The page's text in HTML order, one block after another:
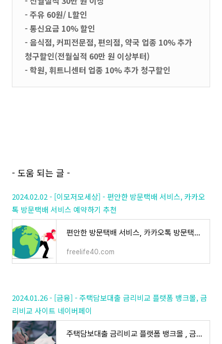
- 주유 60원/ L할인
- 통신요금 10% 할인
- 음식점, 커피전문점, 편의점, 약국 업종 10% 추가
청구할인(전월실적 60만 원 이상부터)
- 학원, 휘트니센터 업종 10% 추가 청구할인
- 도움 되는 글 -
2024.02.02 - [이모저모세상] - 편안한 방문택배 서비스, 카카오
톡 방문택배 서비스 예약하기 추천
편안한 방문택배 서비스, 카카오톡 방문택배 서비스 예약하기 추천
freelife40.com
2024.01.26 - [금융] - 주택담보대출 금리비교 플랫폼 뱅크몰, 금
리비교 사이트 네이버페이
주택담보대출 금리비교 플랫폼 뱅크몰 , 금리비교 사이트 네이버페이